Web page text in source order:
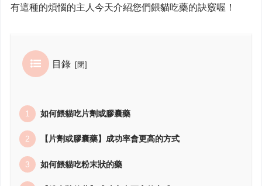
有這種的煩惱的主人今天介紹您們餵貓吃藥的訣竅喔！
目錄
如何餵貓吃片劑或膠囊藥
【片劑或膠囊藥】成功率會更高的方式
如何餵貓吃粉末狀的藥